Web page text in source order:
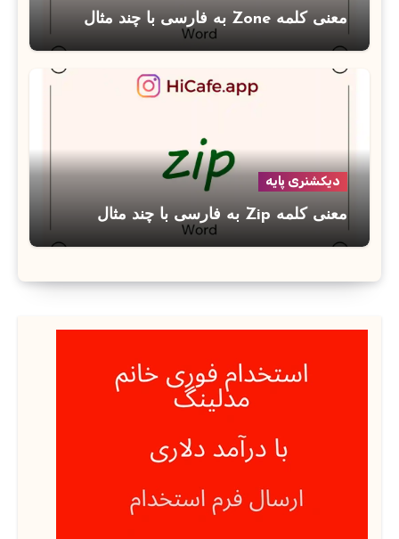
معنی کلمه Zone به فارسی با چند مثال
دیکشنری پایه
معنی کلمه Zip به فارسی با چند مثال